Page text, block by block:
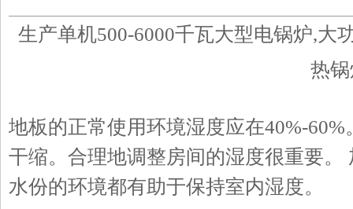
生产单机500-6000千瓦大型电锅炉,大
热
地板的正常使用环境湿度应在40%-
干缩。合理地调整房间的湿度很重要
水份的环境都有助于保持室内湿度。